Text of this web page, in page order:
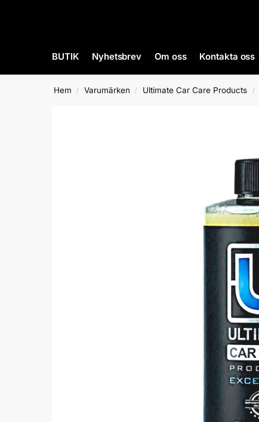
BUTIK Nyhetsbrev Om oss Kontakta oss
Hem / Varumärken / Ultimate Car Care Products /